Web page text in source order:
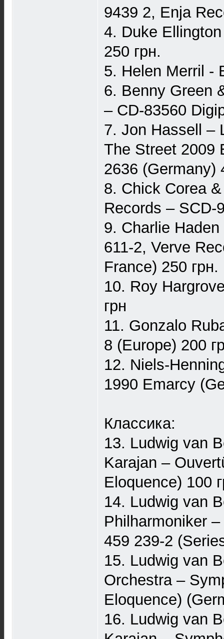
9439 2, Enja
4. Duke
250 грн.
5. Helen Merril -
6. Benny Green
‎– CD-83560
7. Jon Hassell ‎–
The Street 2009
2636 (Germany)
8. Chick Corea
Records ‎– SCD-
9. Charlie
611-2, Verve
France) 250 грн.
10. Roy
грн
11. Gonzalo
8 (Europe) 200
12. Niels-
1990 Emarcy
Классика:
13. Ludwig van
Karajan ‎–
Eloquence) 100
14. Ludwig van
Philharmoniker
459 239-2
15. Ludwig van
Orchestra ‎–
Eloquence)
16. Ludwig van